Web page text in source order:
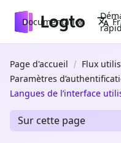
Documentation
Page d'accueil
Flux
Paramètres
Langues de l’interface
Sur cette page